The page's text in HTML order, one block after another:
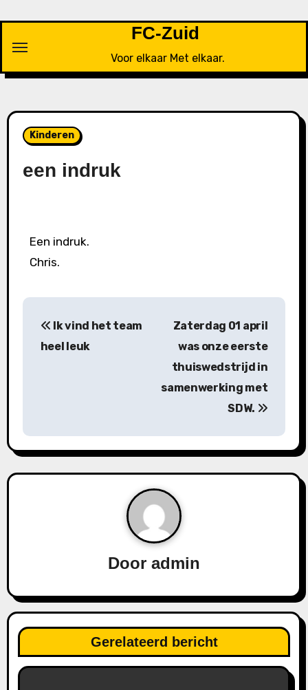
FC-Zuid
Voor elkaar Met elkaar.
Kinderen
een indruk
Een indruk.
Chris.
Ik vind het team
heel leuk
Zaterdag 01 april
was onze eerste
thuiswedstrijd in
samenwerking met
SDW.
Door admin
Gerelateerd bericht